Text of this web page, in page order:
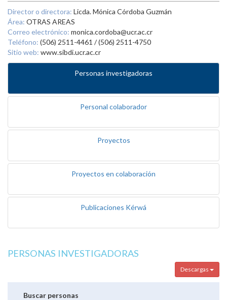
Director o directora: Licda. Mónica Córdoba Guzmán
Área: OTRAS AREAS
Correo electrónico: monica.cordoba@ucr.ac.cr
Teléfono: (506) 2511-4461 / (506) 2511-4750
Sitio web: www.sibdi.ucr.ac.cr
Personas investigadoras
Personal colaborador
Proyectos
Proyectos en colaboración
Publicaciones Kérwá
PERSONAS INVESTIGADORAS
Descargas
Buscar personas